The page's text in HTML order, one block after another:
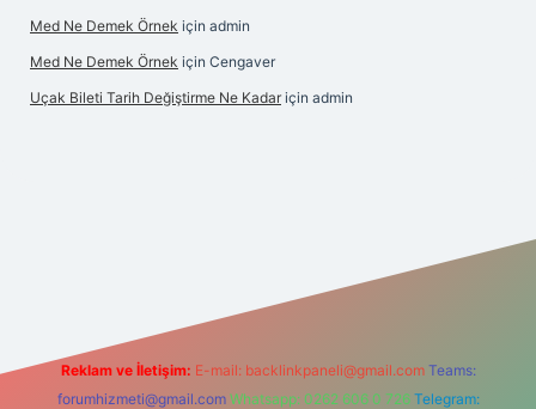
Med Ne Demek Örnek için admin
Med Ne Demek Örnek için Cengaver
Uçak Bileti Tarih Değiştirme Ne Kadar için admin
Reklam ve İletişim: E-mail: backlinkpaneli@gmail.com Teams:
forumhizmeti@gmail.com Whatsapp: 0262 606 0 726 Telegram: